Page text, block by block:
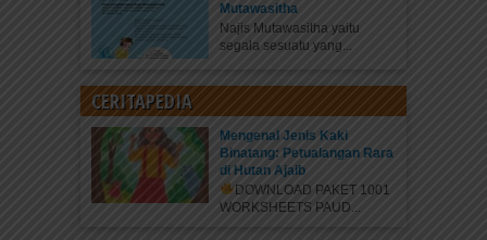
Mutawasitha
Najis Mutawasitha yaitu
segala sesuatu yang...
CERITAPEDIA
Mengenal Jenis Kaki
Binatang: Petualangan Rara
di Hutan Ajaib
DOWNLOAD PAKET 1001
WORKSHEETS PAUD...